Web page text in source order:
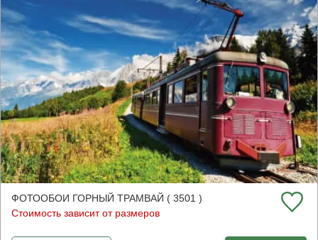
ФОТООБОИ ГОРНЫЙ ТРАМВАЙ ( 3501 )
Стоимость зависит от размеров